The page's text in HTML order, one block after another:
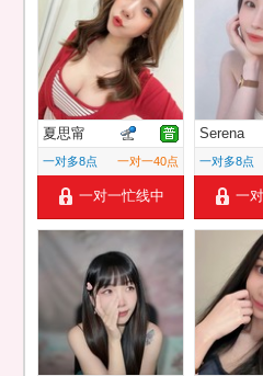
夏思甯
一对多8点 一对一40点
一对一忙线中
Serena
一对多8点
一